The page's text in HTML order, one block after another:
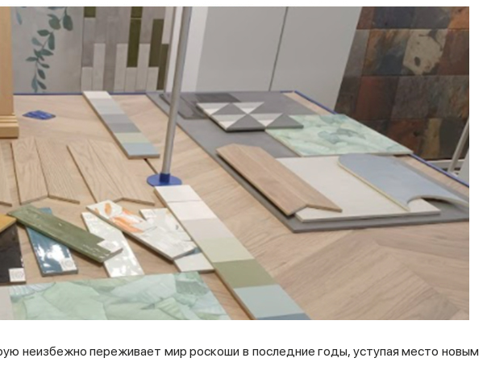
неизбежно переживает мир роскоши в последние годы, уступая место новым